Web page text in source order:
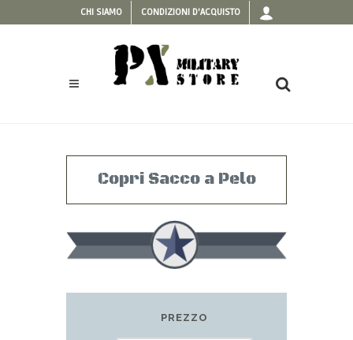
CHI SIAMO CONDIZIONI D'ACQUISTO
Copri Sacco a Pelo
PREZZO